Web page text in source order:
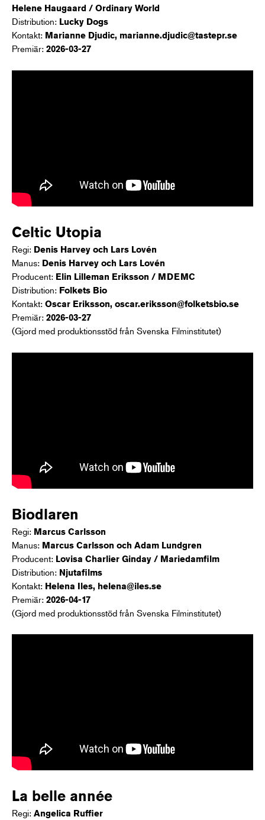
Helene Haugaard / Ordinary World
Distribution: Lucky Dogs
Kontakt: Marianne Djudic, marianne.djudic@tastepr.se
Premiär: 2026-03-27
Celtic Utopia
Regi: Denis Harvey och Lars Lovén
Manus: Denis Harvey och Lars Lovén
Producent: Elin Lilleman Eriksson / MDEMC
Distribution: Folkets Bio
Kontakt: Oscar Eriksson, oscar.eriksson@folketsbio.se
Premiär: 2026-03-27
(Gjord med produktionsstöd från Svenska Filminstitutet)
Biodlaren
Regi: Marcus Carlsson
Manus: Marcus Carlsson och Adam Lundgren
Producent: Lovisa Charlier Ginday / Mariedamfilm
Distribution: Njutafilms
Kontakt: Helena Iles, helena@iles.se
Premiär: 2026-04-17
(Gjord med produktionsstöd från Svenska Filminstitutet)
La belle année
Regi: Angelica Ruffier